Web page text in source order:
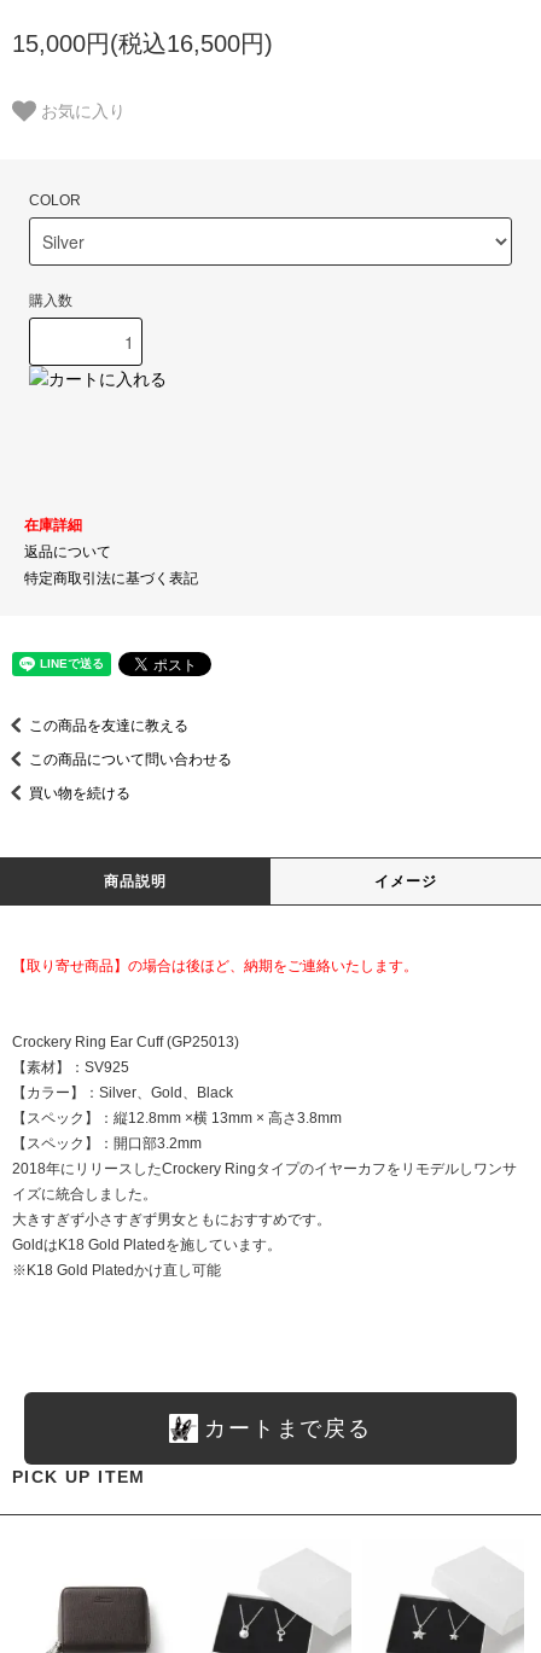
15,000円(税込16,500円)
お気に入り
COLOR
購入数
在庫詳細
返品について
特定商取引法に基づく表記
この商品を友達に教える
この商品について問い合わせる
買い物を続ける
商品説明 イメージ
【取り寄せ商品】の場合は後ほど、納期をご連絡いたします。
Crockery Ring Ear Cuff (GP25013)
【素材】：SV925
【カラー】：Silver、Gold、Black
【スペック】：縦12.8mm ×横 13mm × 高さ3.8mm
【スペック】：開口部3.2mm
2018年にリリースしたCrockery Ringタイプのイヤーカフをリモデルしワンサ
イズに統合しました。
大きすぎず小さすぎず男女ともにおすすめです。
GoldはK18 Gold Platedを施しています。
※K18 Gold Platedかけ直し可能
カートまで戻る
PICK UP ITEM